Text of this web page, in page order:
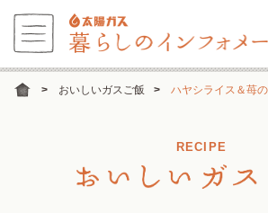
おいしいガスご飯 ハヤシライス＆苺
RECIPE